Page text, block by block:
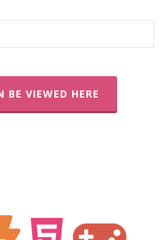
VIEWED HERE